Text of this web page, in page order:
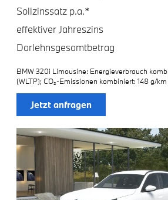
Sollzinssatz p.a.*
effektiver Jahreszins
Darlehnsgesamtbetrag
BMW 320i Limousine: Energieverbrauch
(WLTP); CO₂-Emissionen kombiniert: 148 g/
Jetzt anfragen